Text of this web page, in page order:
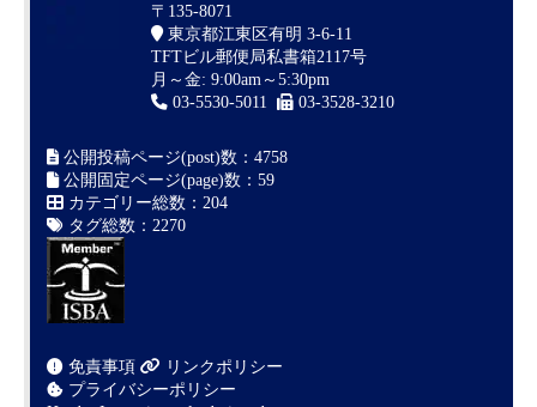
〒135-8071
東京都江東区有明 3-6-11
TFTビル郵便局私書箱2117号
月～金: 9:00am～5:30pm
03-5530-5011
03-3528-3210
公開投稿ページ(post)数：4758
公開固定ページ(page)数：59
カテゴリー総数：204
タグ総数：2270
免責事項
リンクポリシー
プライバシーポリシー